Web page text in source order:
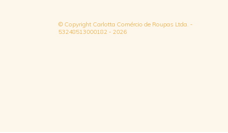
© Copyright Carlotta Comércio de Roupas Ltda. -
53248513000182 - 2026